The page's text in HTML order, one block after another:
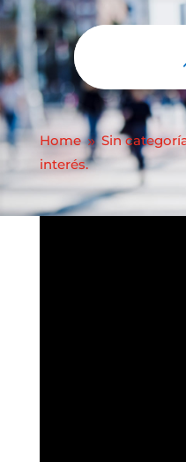
Abrir barra de
Home 9 Sin
interés.
Otros de
interés.